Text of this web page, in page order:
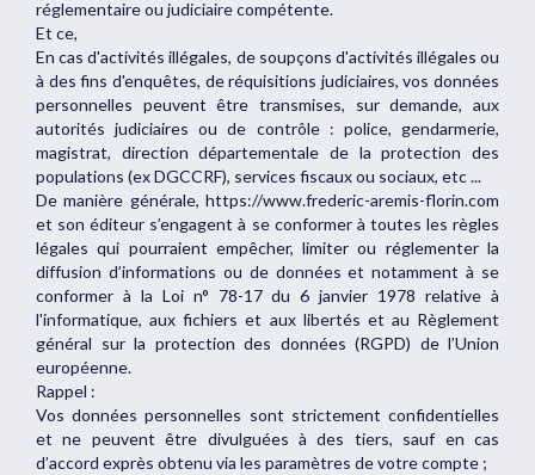
réglementaire ou judiciaire compétente.
Et ce,
En cas d'activités illégales, de soupçons d'activités illégales ou
à des fins d'enquêtes, de réquisitions judiciaires, vos données
personnelles peuvent être transmises, sur demande, aux
autorités judiciaires ou de contrôle : police, gendarmerie,
magistrat, direction départementale de la protection des
populations (ex DGCCRF), services fiscaux ou sociaux, etc ...
De manière générale, https://www.frederic-aremis-florin.com
et son éditeur s’engagent à se conformer à toutes les règles
légales qui pourraient empêcher, limiter ou réglementer la
diffusion d’informations ou de données et notamment à se
conformer à la Loi n° 78-17 du 6 janvier 1978 relative à
l'informatique, aux fichiers et aux libertés et au Règlement
général sur la protection des données (RGPD) de l’Union
européenne.
Rappel :
Vos données personnelles sont strictement confidentielles
et ne peuvent être divulguées à des tiers, sauf en cas
d’accord exprès obtenu via les paramètres de votre compte ;